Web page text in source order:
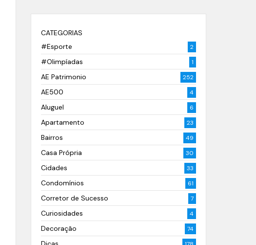
CATEGORIAS
#Esporte
2
#Olimpíadas 1
AE Patrimonio 252
AE500 4
Aluguel 6
Apartamento 23
Bairros 49
Casa Própria 30
Cidades 33
Condomínios 61
Corretor de Sucesso 7
Curiosidades 4
Decoração 74